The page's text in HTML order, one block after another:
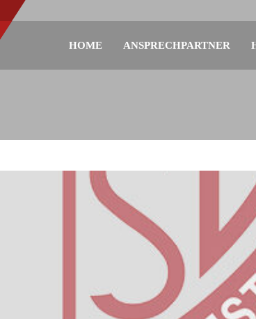
HOME ANSPRECHPARTNER